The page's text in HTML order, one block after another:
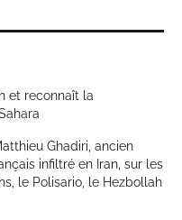
et reconnaît la
Ghadiri, ancien
infiltré en Iran, sur les
le Polisario, le Hezbollah